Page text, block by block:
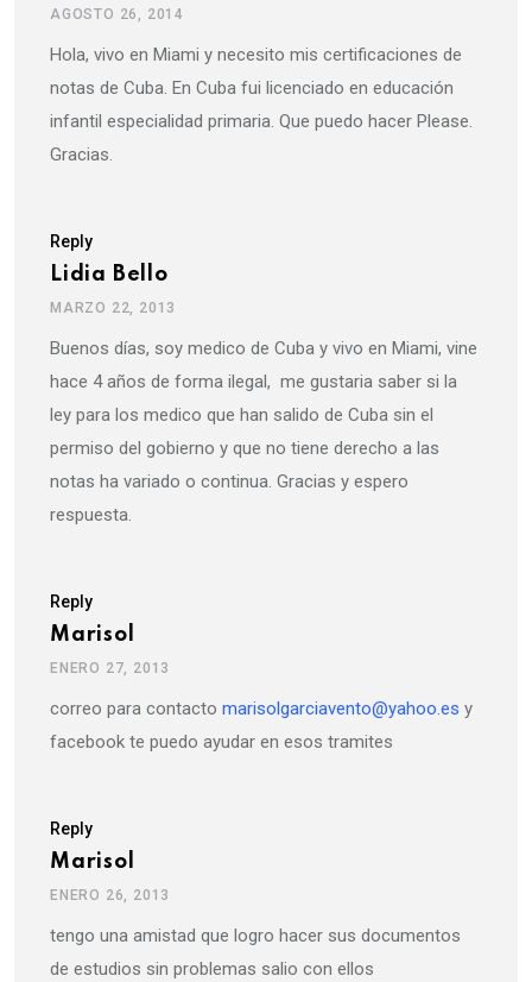
AGOSTO 26, 2014
Hola, vivo en Miami y necesito mis certificaciones de
notas de Cuba. En Cuba fui licenciado en educación
infantil especialidad primaria. Que puedo hacer Please.
Gracias.
Reply
Lidia Bello
MARZO 22, 2013
Buenos días, soy medico de Cuba y vivo en Miami, vine
hace 4 años de forma ilegal, me gustaria saber si la
ley para los medico que han salido de Cuba sin el
permiso del gobierno y que no tiene derecho a las
notas ha variado o continua. Gracias y espero
respuesta.
Reply
Marisol
ENERO 27, 2013
correo para contacto marisolgarciavento@yahoo.es y
facebook te puedo ayudar en esos tramites
Reply
Marisol
ENERO 26, 2013
tengo una amistad que logro hacer sus documentos
de estudios sin problemas salio con ellos